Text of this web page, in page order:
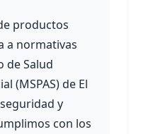
productos
a normativas
de Salud
(MSPAS) de El
y
con los